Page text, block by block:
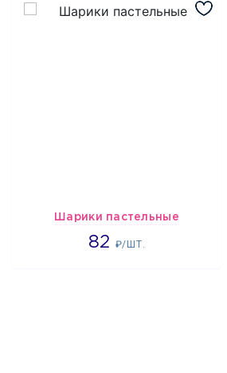
Шарики пастельные
82 ₽/ШТ.
2192